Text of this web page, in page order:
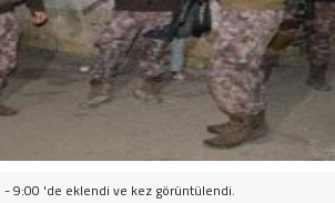
- 9:00 'de eklendi ve kez görüntülendi.